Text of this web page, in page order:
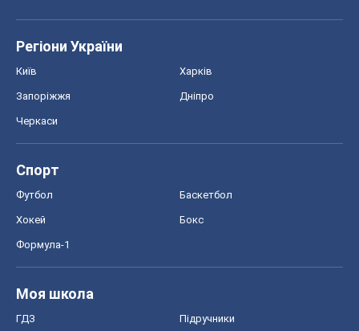
Регіони України
Київ Харків
Запоріжжя Дніпро
Черкаси
Спорт
Футбол Баскетбол
Хокей Бокс
Формула-1
Моя школа
ГДЗ Підручники